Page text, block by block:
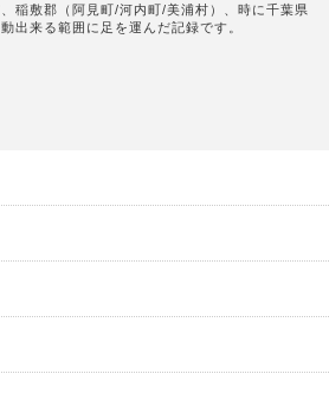
稲敷郡（阿見町/河内町/美浦村）、時に千葉県
出来る範囲に足を運んだ記録です。